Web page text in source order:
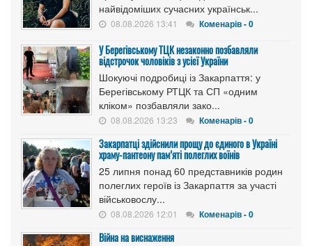
найвідоміших сучасних українськ...
08.08.2026 13:41 Коменарів - 0
У Берегівському ТЦК незаконно позбавляли
відстрочок чоловіків з усієї України
Шокуючі подробиці із Закарпаття: у
Берегівському РТЦК та СП «одним
кліком» позбавляли зако...
08.08.2026 13:23 Коменарів - 0
Закарпатці здійснили прощу до єдиного в Україні
храму-пантеону пам’яті полеглих воїнів
25 липня понад 60 представників родин
полеглих героїв із Закарпаття за участі
військовослу...
08.08.2026 12:01 Коменарів - 0
Війна на виснаження